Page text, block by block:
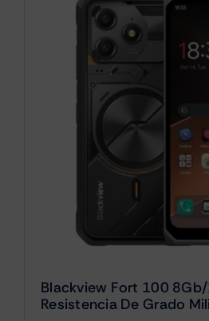
Blackview Fort 100
Resistencia De Grado